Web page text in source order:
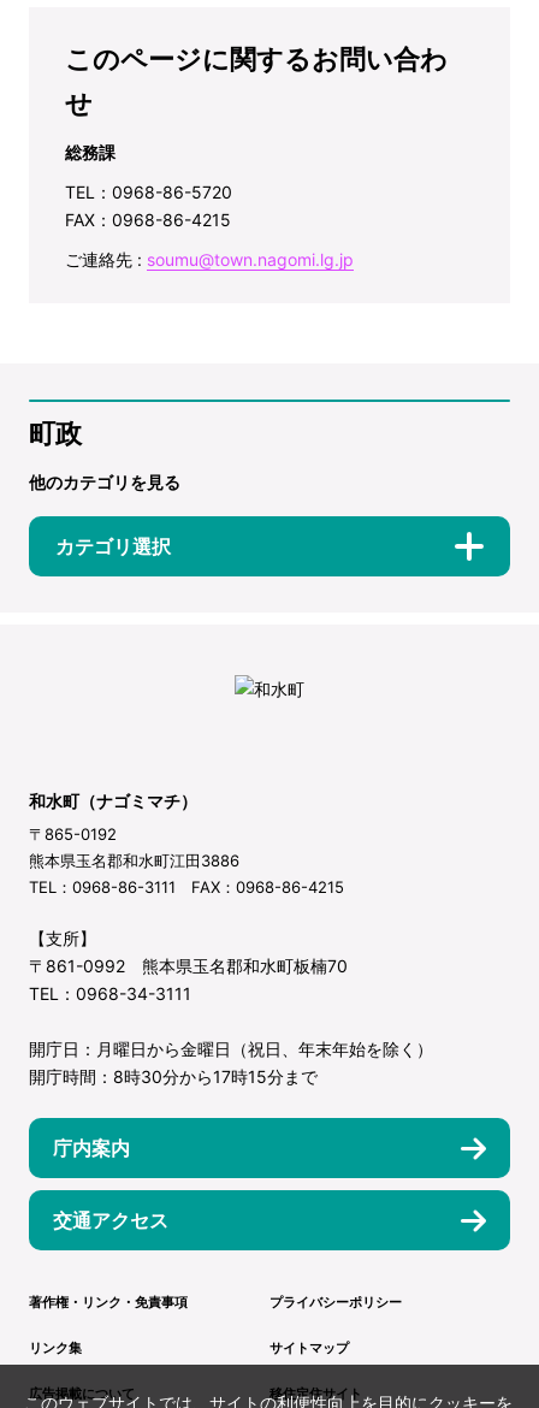
このページに関するお問い合わ
せ
総務課
TEL：0968-86-5720
FAX：0968-86-4215
ご連絡先 : soumu@town.nagomi.lg.jp
町政
他のカテゴリを見る
カテゴリ選択
和水町（ナゴミマチ）
〒865-0192
熊本県玉名郡和水町江田3886
TEL：0968-86-3111 FAX：0968-86-4215
【支所】
〒861-0992 熊本県玉名郡和水町板楠70
TEL：0968-34-3111
開庁日：月曜日から金曜日（祝日、年末年始を除く）
開庁時間：8時30分から17時15分まで
庁内案内
交通アクセス
著作権・リンク・免責事項 プライバシーポリシー
リンク集 サイトマップ
広告掲載について 移住定住サイト
このウェブサイトでは、サイトの利便性向上を目的にクッキーを